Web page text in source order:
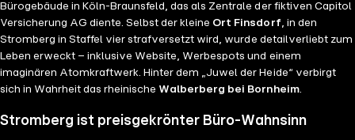
Bürogebäude in Köln-Braunsfeld, das als Zentrale der fiktiven Capitol
Versicherung AG diente. Selbst der kleine Ort Finsdorf, in den
Stromberg in Staffel vier strafversetzt wird, wurde detailverliebt zum
Leben erweckt – inklusive Website, Werbespots und einem
imaginären Atomkraftwerk. Hinter dem „Juwel der Heide“ verbirgt
sich in Wahrheit das rheinische Walberberg bei Bornheim.
Stromberg ist preisgekrönter Büro-Wahnsinn